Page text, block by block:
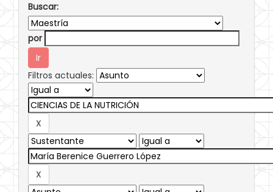
Buscar:
por
Filtros actuales: